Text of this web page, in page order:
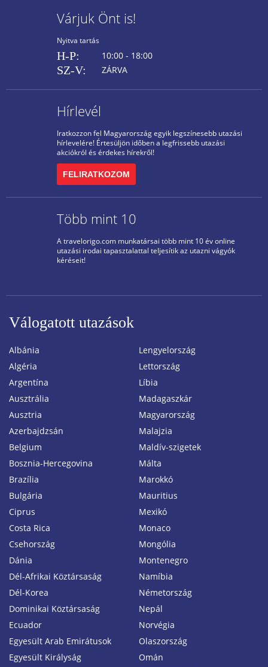
Várjuk Önt is!
Nyitva tartás
H-P: 10:00 - 18:00
SZ-V: ZÁRVA
Hírlevél
Iratkozzon fel Magyarország egyik legszínesebb utazási
hírlevelére! Értesüljön időben a legfrissebb utazási
akciókról és érdekes hírekről!
FELIRATKOZOM
Több mint 10
A travelorigo.com munkatársai több mint 10 év online
utazási irodai tapasztalattal teljesítik az utazni vágyók
kéréseit!
Válogatott utazások
Albánia
Algéria
Argentína
Ausztrália
Ausztria
Azerbajdzsán
Belgium
Bosznia-Hercegovina
Brazília
Bulgária
Ciprus
Costa Rica
Csehország
Dánia
Dél-Afrikai Köztársaság
Dél-Korea
Dominikai Köztársaság
Ecuador
Egyesült Arab Emirátusok
Egyesült Királyság
Lengyelország
Lettország
Líbia
Madagaszkár
Magyarország
Malajzia
Maldív-szigetek
Málta
Marokkó
Mauritius
Mexikó
Monaco
Mongólia
Montenegro
Namíbia
Németország
Nepál
Norvégia
Olaszország
Omán